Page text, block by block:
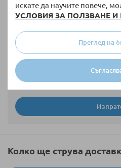
искате да научите повече,
УСЛОВИЯ ЗА ПОЛЗВАНЕ И
Преглед на
Колко ще струва